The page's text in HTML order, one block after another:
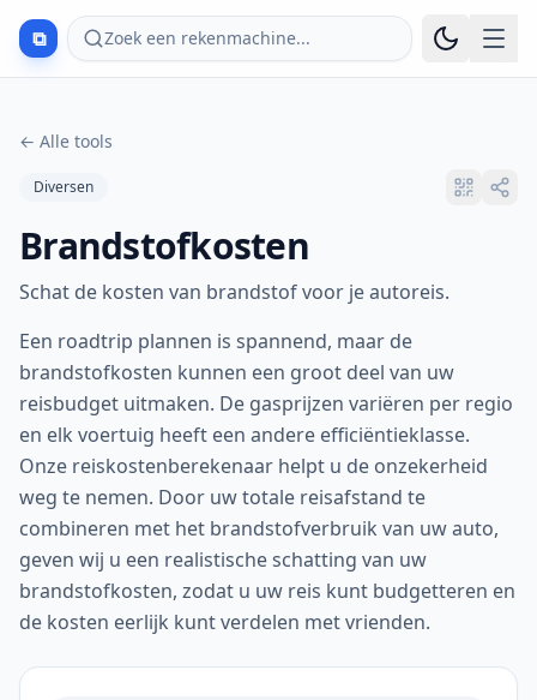
⧉ Zoek een rekenmachine...
← Alle tools
Diversen
Brandstofkosten
Schat de kosten van brandstof voor je autoreis.
Een roadtrip plannen is spannend, maar de
brandstofkosten kunnen een groot deel van uw
reisbudget uitmaken. De gasprijzen variëren per regio
en elk voertuig heeft een andere efficiëntieklasse.
Onze reiskostenberekenaar helpt u de onzekerheid
weg te nemen. Door uw totale reisafstand te
combineren met het brandstofverbruik van uw auto,
geven wij u een realistische schatting van uw
brandstofkosten, zodat u uw reis kunt budgetteren en
de kosten eerlijk kunt verdelen met vrienden.